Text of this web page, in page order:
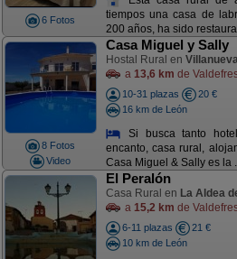
6 Fotos
tiempos una casa de
200 años, ha sido
8 Fotos
Video
Casa Miguel y Sally
Hostal Rural en
a 13,6 km de
10-31 plazas
20 €
16 km de León
Si busca tanto
encanto, casa rural,
Casa Miguel & Sally es la
El Peralón
Casa Rural en La Aldea
a 15,2 km de
6-11 plazas
21 €
10 km de León